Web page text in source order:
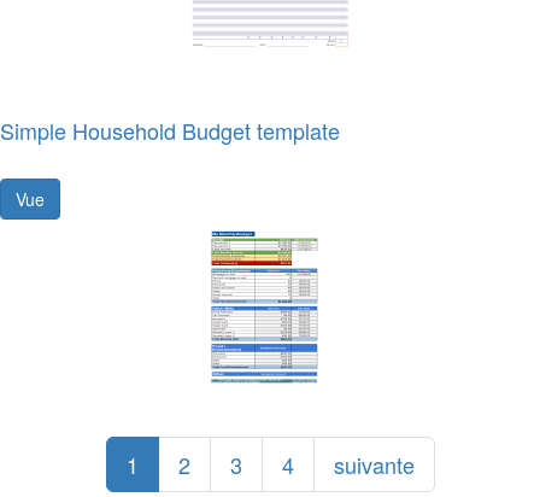
Simple Household Budget template
Vue
1 2 3 4 suivante